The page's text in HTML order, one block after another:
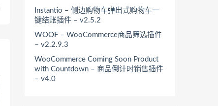
Instantio – 侧边购物车弹出式购物车一
键结账插件 – v2.5.2
WOOF – WooCommerce商品筛选插件
– v2.2.9.3
WooCommerce Coming Soon Product
with Countdown – 商品倒计时销售插件
– v4.0